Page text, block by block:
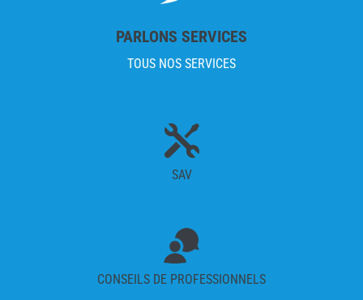
PARLONS SERVICES
TOUS NOS SERVICES

SAV
CONSEILS DE PROFESSIONNELS